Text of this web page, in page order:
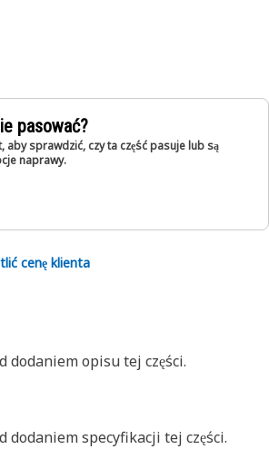
pasować?
aby sprawdzić, czy ta część pasuje lub są
naprawy.
cenę klienta
dodaniem opisu tej części.
dodaniem specyfikacji tej części.